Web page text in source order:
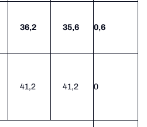
36,2 35,6 0,6
41,2 41,2 0